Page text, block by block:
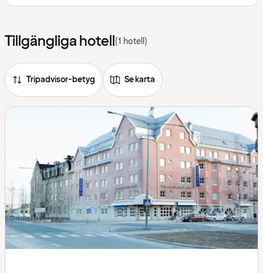
Tillgängliga hotell(1 hotell)
Tripadvisor-betyg Se karta